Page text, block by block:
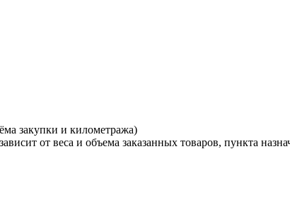
закупки и километража)
от веса и объема заказанных товаров, пункта